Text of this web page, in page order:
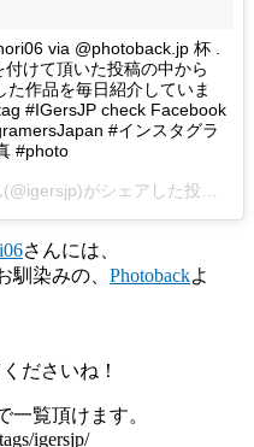
via @photoback.jp 杯 .
けて頂いた投稿の中から
作品を毎日紹介していま
#IGersJP check Facebook
#インスタグラ
#photo
instagramersJapan ☺︎ IGersJPさん(@igersjp)がシェアした投稿 –
さんには、
馴染みの、 Photobackよ
ださいね！
一覧頂けます。
igersjp/